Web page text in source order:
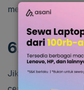
menembus
6.
Jika ditinjau dari